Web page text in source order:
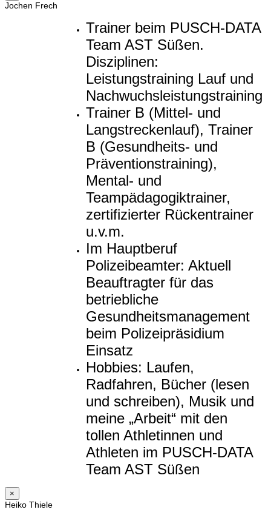
Jochen Frech
Trainer beim PUSCH-DATA
Team AST Süßen.
Disziplinen:
Leistungstraining Lauf und
Nachwuchsleistungstraining
Trainer B (Mittel- und
Langstreckenlauf), Trainer
B (Gesundheits- und
Präventionstraining),
Mental- und
Teampädagogiktrainer,
zertifizierter Rückentrainer
u.v.m.
Im Hauptberuf
Polizeibeamter: Aktuell
Beauftragter für das
betriebliche
Gesundheitsmanagement
beim Polizeipräsidium
Einsatz
Hobbies: Laufen,
Radfahren, Bücher (lesen
und schreiben), Musik und
meine „Arbeit“ mit den
tollen Athletinnen und
Athleten im PUSCH-DATA
Team AST Süßen
×
Heiko Thiele